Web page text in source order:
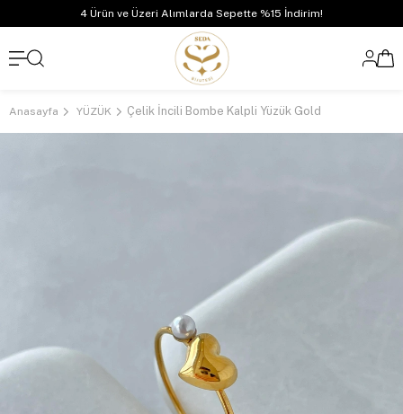
4 Ürün ve Üzeri Alımlarda Sepette %15 İndirim!
Anasayfa YÜZÜK Çelik İncili Bombe Kalpli Yüzük Gold